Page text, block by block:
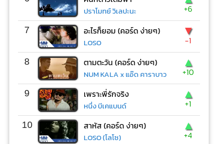
ปราโมทย์ วิเลปะนะ +6
7 อะไรก็ยอม (คอร์ด ง่ายๆ)
LOSO
▼
-1
8 ตามตะวัน (คอร์ด ง่ายๆ)
NUM KALA x แอ๊ด คาราบาว
▲
+10
9 เพราะพี่รักจริง
หนึ่ง บีเคแบนด์
▲
+1
10 สาหัส (คอร์ด ง่ายๆ)
LOSO (โลโซ)
▲
+4